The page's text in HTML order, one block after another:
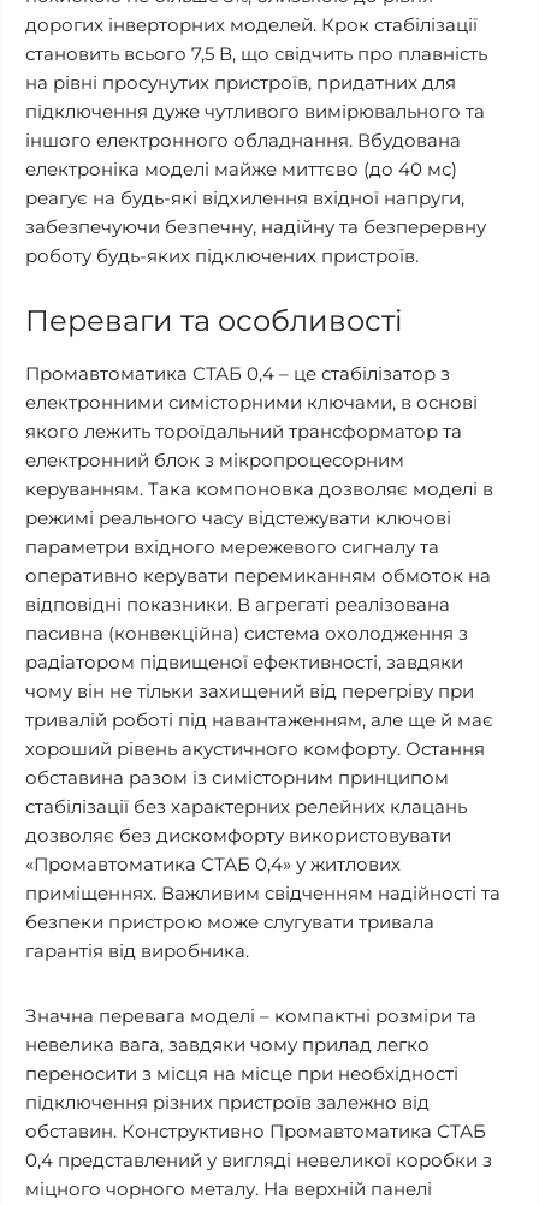
дорогих інверторних моделей. Крок стабілізації
становить всього 7,5 В, що свідчить про плавність
на рівні просунутих пристроїв, придатних для
підключення дуже чутливого вимірювального та
іншого електронного обладнання. Вбудована
електроніка моделі майже миттєво (до 40 мс)
реагує на будь-які відхилення вхідної напруги,
забезпечуючи безпечну, надійну та безперервну
роботу будь-яких підключених пристроїв.
Переваги та особливості
Промавтоматика СТАБ 0,4 – це стабілізатор з
електронними симісторними ключами, в основі
якого лежить тороїдальний трансформатор та
електронний блок з мікропроцесорним
керуванням. Така компоновка дозволяє моделі в
режимі реального часу відстежувати ключові
параметри вхідного мережевого сигналу та
оперативно керувати перемиканням обмоток на
відповідні показники. В агрегаті реалізована
пасивна (конвекційна) система охолодження з
радіатором підвищеної ефективності, завдяки
чому він не тільки захищений від перегріву при
тривалій роботі під навантаженням, але ще й має
хороший рівень акустичного комфорту. Остання
обставина разом із симісторним принципом
стабілізації без характерних релейних клацань
дозволяє без дискомфорту використовувати
«Промавтоматика СТАБ 0,4» у житлових
приміщеннях. Важливим свідченням надійності та
безпеки пристрою може слугувати тривала
гарантія від виробника.
Значна перевага моделі – компактні розміри та
невелика вага, завдяки чому прилад легко
переносити з місця на місце при необхідності
підключення різних пристроїв залежно від
обставин. Конструктивно Промавтоматика СТАБ
0,4 представлений у вигляді невеликої коробки з
міцного чорного металу. На верхній панелі